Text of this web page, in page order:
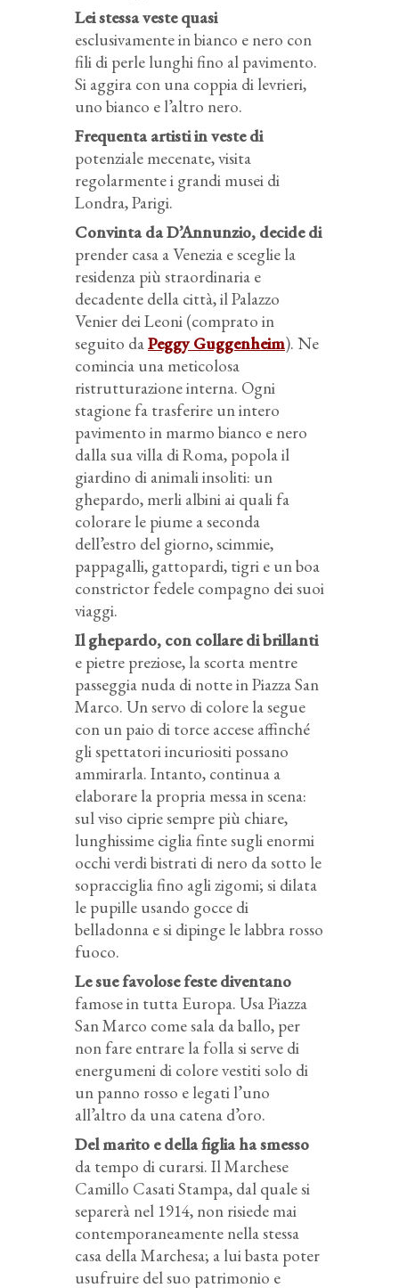
Lei stessa veste quasi
esclusivamente in bianco e nero con
fili di perle lunghi fino al pavimento.
Si aggira con una coppia di levrieri,
uno bianco e l’altro nero.
Frequenta artisti in veste di
potenziale mecenate, visita
regolarmente i grandi musei di
Londra, Parigi.
Convinta da D’Annunzio, decide di
prender casa a Venezia e sceglie la
residenza più straordinaria e
decadente della città, il Palazzo
Venier dei Leoni (comprato in
seguito daPeggy Guggenheim). Ne
comincia una meticolosa
ristrutturazione interna. Ogni
stagione fa trasferire un intero
pavimento in marmo bianco e nero
dalla sua villa di Roma, popola il
giardino di animali insoliti: un
ghepardo, merli albini ai quali fa
colorare le piume a seconda
dell’estro del giorno, scimmie,
pappagalli, gattopardi, tigri e un boa
constrictor fedele compagno dei suoi
viaggi.
Il ghepardo, con collare di brillanti
e pietre preziose, la scorta mentre
passeggia nuda di notte in Piazza San
Marco. Un servo di colore la segue
con un paio di torce accese affinché
gli spettatori incuriositi possano
ammirarla. Intanto, continua a
elaborare la propria messa in scena:
sul viso ciprie sempre più chiare,
lunghissime ciglia finte sugli enormi
occhi verdi bistrati di nero da sotto le
sopracciglia fino agli zigomi; si dilata
le pupille usando gocce di
belladonna e si dipinge le labbra rosso
fuoco.
Le sue favolose feste diventano
famose in tutta Europa. Usa Piazza
San Marco come sala da ballo, per
non fare entrare la folla si serve di
energumeni di colore vestiti solo di
un panno rosso e legati l’uno
all’altro da una catena d’oro.
Del marito e della figlia ha smesso
da tempo di curarsi. Il Marchese
Camillo Casati Stampa, dal quale si
separerà nel 1914, non risiede mai
contemporaneamente nella stessa
casa della Marchesa; a lui basta poter
usufruire del suo patrimonio e